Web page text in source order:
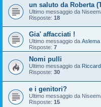
un saluto da Roberta
Ultimo messaggio da
Risposte: 18
Gia' affacciati !
Ultimo messaggio da Aslema
Risposte: 7
Nomi pulli
Ultimo messaggio da
Risposte: 30
e i genitori?
Ultimo messaggio da
Risposte: 15